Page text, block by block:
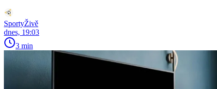
SportyŽivě
dnes, 19:03
3 min